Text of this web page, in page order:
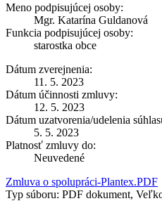
Meno podpisujúcej osoby:
Mgr. Katarína Guldanová
Funkcia podpisujúcej osoby:
starostka obce
Dátum zverejnenia:
11. 5. 2023
Dátum účinnosti zmluvy:
12. 5. 2023
Dátum uzatvorenia/udelenia
5. 5. 2023
Platnosť zmluvy do:
Neuvedené
Zmluva o spolupráci-Plantex.PDF
Typ súboru: PDF dokument,